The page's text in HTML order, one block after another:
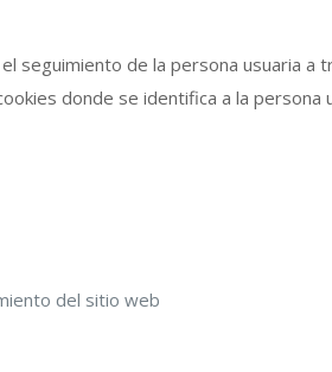
de la persona usuaria a
donde se identifica a la
del sitio web